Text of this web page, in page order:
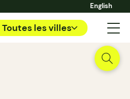
English
Toutes les villes